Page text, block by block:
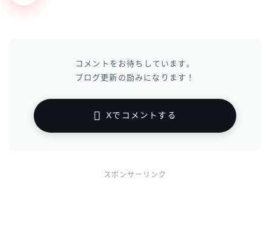
コメントをお待ちしています。
ブログ更新の励みになります！
Xでコメントする
スポンサーリンク